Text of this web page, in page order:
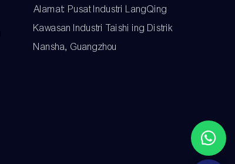
Alamat: Pusat Industri LangQing
Kawasan Industri Taishi ing Distrik
Nansha, Guangzhou